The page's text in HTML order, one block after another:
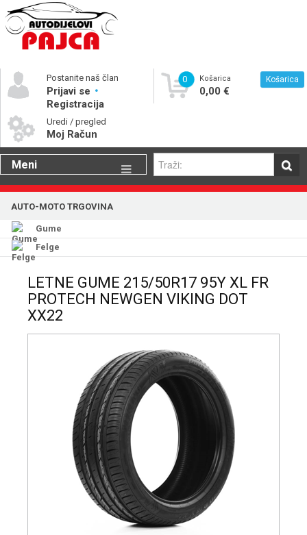
Postanite naš član
Prijavi se
Registracija
Uredi / pregled
Moj Račun
0 Košarica
0,00 €
Košarica
Meni
Gume
Katalog rezervnih dijelova
AUTO-MOTO TRGOVINA
Gume
Felge
LETNE GUME 215/50R17 95Y XL FR
PROTECH NEWGEN VIKING DOT
XX22